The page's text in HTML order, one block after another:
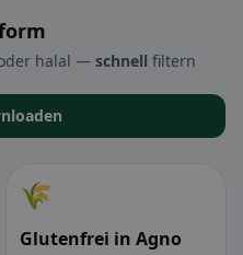
halal — schnell filtern
🌾
Glutenfrei in Agno